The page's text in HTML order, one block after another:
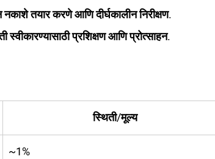
नकाशे तयार करणे आणि दीर्घकालीन निरीक्षण.
स्वीकारण्यासाठी प्रशिक्षण आणि प्रोत्साहन.
स्थिती/मूल्य
~1%